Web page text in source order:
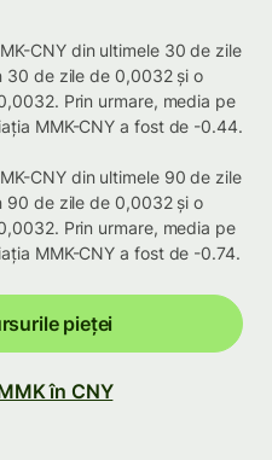
CNY din ultimele 30 de zile
30 de zile de 0,0032 și o
Prin urmare, media pe
MMK-CNY a fost de -0.44.
CNY din ultimele 90 de zile
90 de zile de 0,0032 și o
Prin urmare, media pe
MMK-CNY a fost de -0.74.
pieței
în CNY